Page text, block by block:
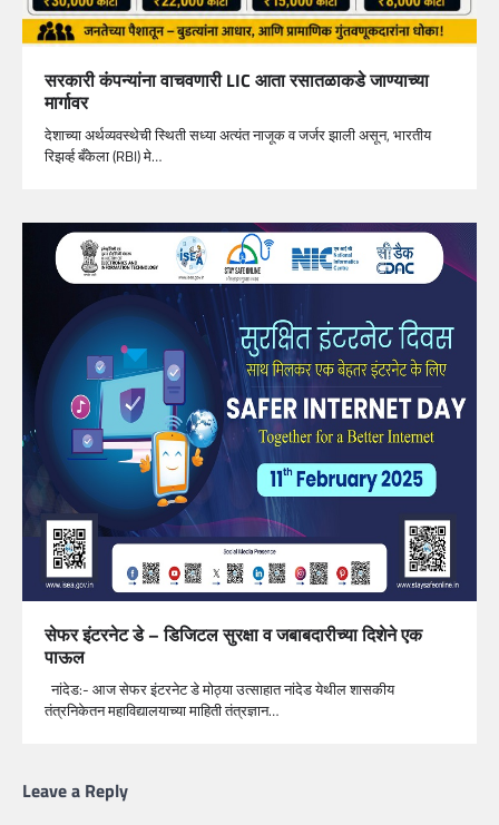
सरकारी कंपन्यांना वाचवणारी LIC आता रसातळाकडे जाण्याच्या
मार्गावर
देशाच्या अर्थव्यवस्थेची स्थिती सध्या अत्यंत नाजूक व जर्जर झाली असून, भारतीय
रिझर्व्ह बँकेला (RBI) मे…
सेफर इंटरनेट डे – डिजिटल सुरक्षा व जबाबदारीच्या दिशेने एक
पाऊल
नांदेड:- आज सेफर इंटरनेट डे मोठ्या उत्साहात नांदेड येथील शासकीय
तंत्रनिकेतन महाविद्यालयाच्या माहिती तंत्रज्ञान…
Leave a Reply